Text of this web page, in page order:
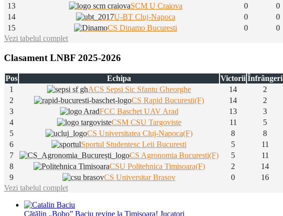
13
SCM U Craiova 0
0
14
U-BT Cluj-Napoca 0
0
15
CS Dinamo Bucuresti 0
0
Vezi tabelul complet
Clasament LNBF 2025-2026
Pos Echipa Victorii Înfrângeri
1
ACS Sepsi Sic Sfantu Gheorghe 14
2
2
CS Rapid Bucuresti(F) 14
2
3
FCC Baschet UAV Arad 13
3
4
CSM CSU Targoviste 11
5
5
CS Universitatea Cluj-Napoca(F) 8
8
6
Sportul Studentesc Leii Bucuresti 5
11
7
CS Agronomia Bucuresti(F) 5
11
8
CSU Politehnica Timisoara(F) 2
14
9
CS Universitar Brasov 0
16
Vezi tabelul complet
Cătălin „Bobo” Baciu revine la Timișoara! Jucatori